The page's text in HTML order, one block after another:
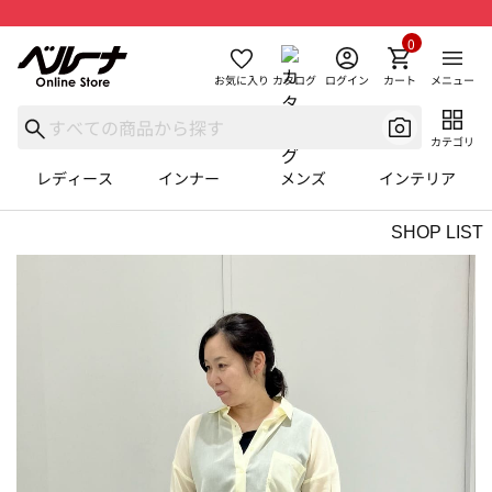
お気に入り カタログ ログイン カート
0
メニュー
カテゴリ
レディース インナー メンズ インテリア
SHOP LIST